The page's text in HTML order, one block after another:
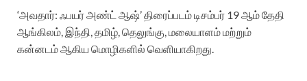
‘அவதார்: ஃபயர் அண்ட் ஆஷ்’ திரைப்படம் டிசம்பர் 19 ஆம் தேதி
ஆங்கிலம், இந்தி, தமிழ், தெலுங்கு, மலையாளம் மற்றும்
கன்னடம் ஆகிய மொழிகளில் வெளியாகிறது.